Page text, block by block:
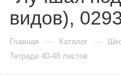
видов),
Главная — Каталог —
Тетради 40-48 листов